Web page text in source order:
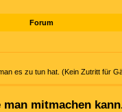
Forum
es zu tun hat. (Kein Zutritt für
mitmachen